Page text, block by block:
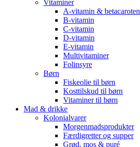
Vitaminer
A-vitamin & betacaroten
B-vitamin
C-vitamin
D-vitamin
E-vitamin
Multivitaminer
Folinsyre
Børn
Fiskeolie til børn
Kosttilskud til børn
Vitaminer til børn
Mad & drikke
Kolonialvarer
Morgenmadsprodukter
Færdigretter og supper
Grød, mos & puré